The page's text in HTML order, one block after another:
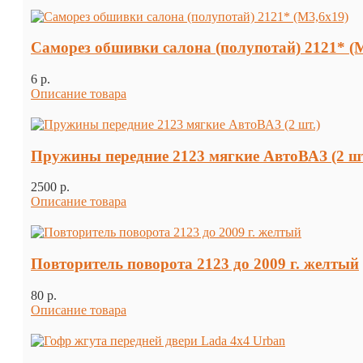
Саморез обшивки салона (полупотай) 2121*
6 p.
Описание товара
Пружины передние 2123 мягкие АвтоВАЗ (2
2500 p.
Описание товара
Повторитель поворота 2123 до 2009 г. желтый
80 p.
Описание товара